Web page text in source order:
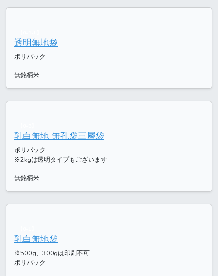
透明無地袋
ポリパック
無銘柄米
乳白無地 無孔袋三層袋
ポリパック
※2kgは透明タイプもございます
無銘柄米
乳白無地袋
※500g、300gは印刷不可
ポリパック